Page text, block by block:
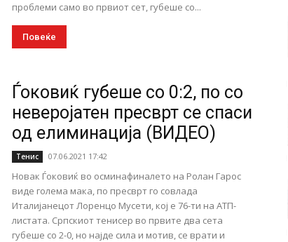
проблеми само во првиот сет, губеше со...
Повеќе
Ѓоковиќ губеше со 0:2, по со
неверојатен пресврт се спаси
од елиминација (ВИДЕО)
Тенис 07.06.2021 17:42
Новак Ѓоковиќ во осминафиналето на Ролан Гарос
виде голема мака, по пресврт го совлада
Италијанецот Лоренцо Мусети, кој е 76-ти на АТП-
листата. Српскиот тенисер во првите два сета
губеше со 2-0, но најде сила и мотив, се врати и